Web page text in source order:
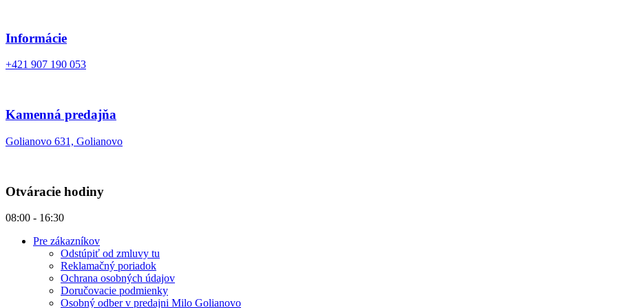
Informácie
+421 907 190 053
Kamenná predajňa
Golianovo 631, Golianovo
Otváracie hodiny
08:00 - 16:30
Pre zákazníkov
Odstúpiť od zmluvy tu
Reklamačný poriadok
Ochrana osobných údajov
Doručovacie podmienky
Osobný odber v predajni Milo Golianovo